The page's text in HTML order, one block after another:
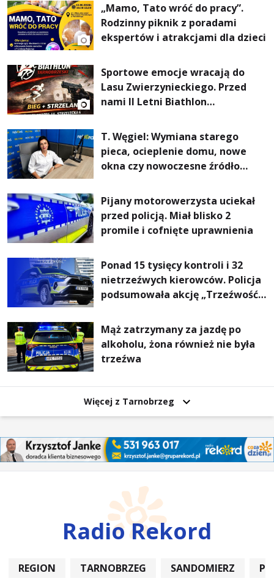
„Mamo, Tato wróć do pracy”.
Rodzinny piknik z poradami
ekspertów i atrakcjami dla dzieci
Sportowe emocje wracają do
Lasu Zwierzynieckiego. Przed
nami II Letni Biathlon
T. Węgiel: Wymiana starego
pieca, ocieplenie domu, nowe
okna czy nowoczesne źródło
rachunki za energię, lepszy
komfort życia i... czystsze
powietrze
Pijany motorowerzysta uciekał
przed policją. Miał blisko 2
promile i cofnięte uprawnienia
Ponad 15 tysięcy kontroli i 32
nietrzeźwych kierowców. Policja
podsumowała akcję „Trzeźwość”
Mąż zatrzymany za jazdę po
alkoholu, żona również nie była
trzeźwa
Więcej z Tarnobrzeg
Radio Rekord
REGION TARNOBRZEG SANDOMIERZ